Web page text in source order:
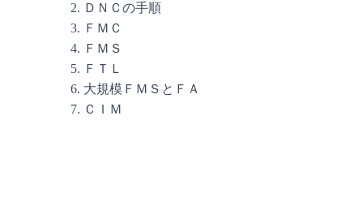
ＤＮＣの手順
ＦＭＣ
ＦＭＳ
ＦＴＬ
大規模ＦＭＳとＦＡ
ＣＩＭ